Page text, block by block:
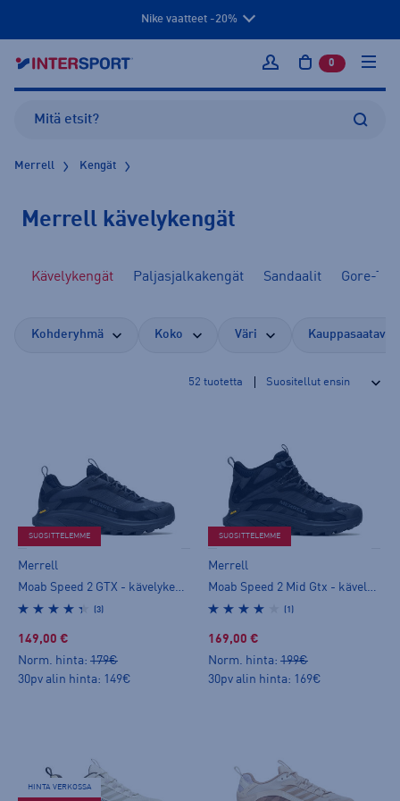
Nike vaatteet -20%
Kirjaudu sisään
0 tuotetta
Merrell Kengät
Merrell kävelykengät
Kävelykengät Paljasjalkakengät Sandaalit Gore-
Kohderyhmä Koko Väri
52 tuotetta
SUOSITTELEMME
Merrell
Moab Speed 2 GTX - kävelykengät
(3)
149,00 €
Norm. hinta: 179€
30pv alin hinta: 149€
SUOSITTELEMME
Merrell
Moab Speed 2 Mid Gtx - kävelykengät
(1)
169,00 €
Norm. hinta: 199€
30pv alin hinta: 169€
HINTA VERKOSSA